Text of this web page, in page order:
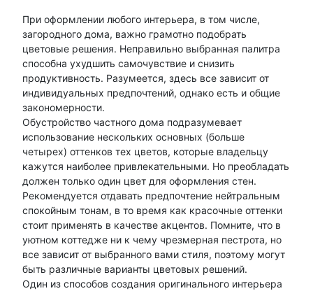
При оформлении любого интерьера, в том числе,
загородного дома, важно грамотно подобрать
цветовые решения. Неправильно выбранная палитра
способна ухудшить самочувствие и снизить
продуктивность. Разумеется, здесь все зависит от
индивидуальных предпочтений, однако есть и общие
закономерности.
Обустройство частного дома подразумевает
использование нескольких основных (больше
четырех) оттенков тех цветов, которые владельцу
кажутся наиболее привлекательными. Но преобладать
должен только один цвет для оформления стен.
Рекомендуется отдавать предпочтение нейтральным
спокойным тонам, в то время как красочные оттенки
стоит применять в качестве акцентов. Помните, что в
уютном коттедже ни к чему чрезмерная пестрота, но
все зависит от выбранного вами стиля, поэтому могут
быть различные варианты цветовых решений.
Один из способов создания оригинального интерьера